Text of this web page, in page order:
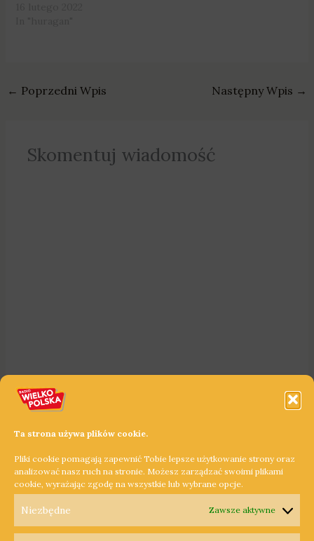
Ta strona używa plików cookie.
Pliki cookie pomagają zapewnić Tobie lepsze użytkowanie strony oraz
analizować nasz ruch na stronie. Możesz zarządzać swoimi plikami
cookie, wyrażając zgodę na wszystkie lub wybrane opcje.
Niezbędne Zawsze aktywne
← Poprzedni Wpis Następny Wpis →
Skomentuj wiadomość